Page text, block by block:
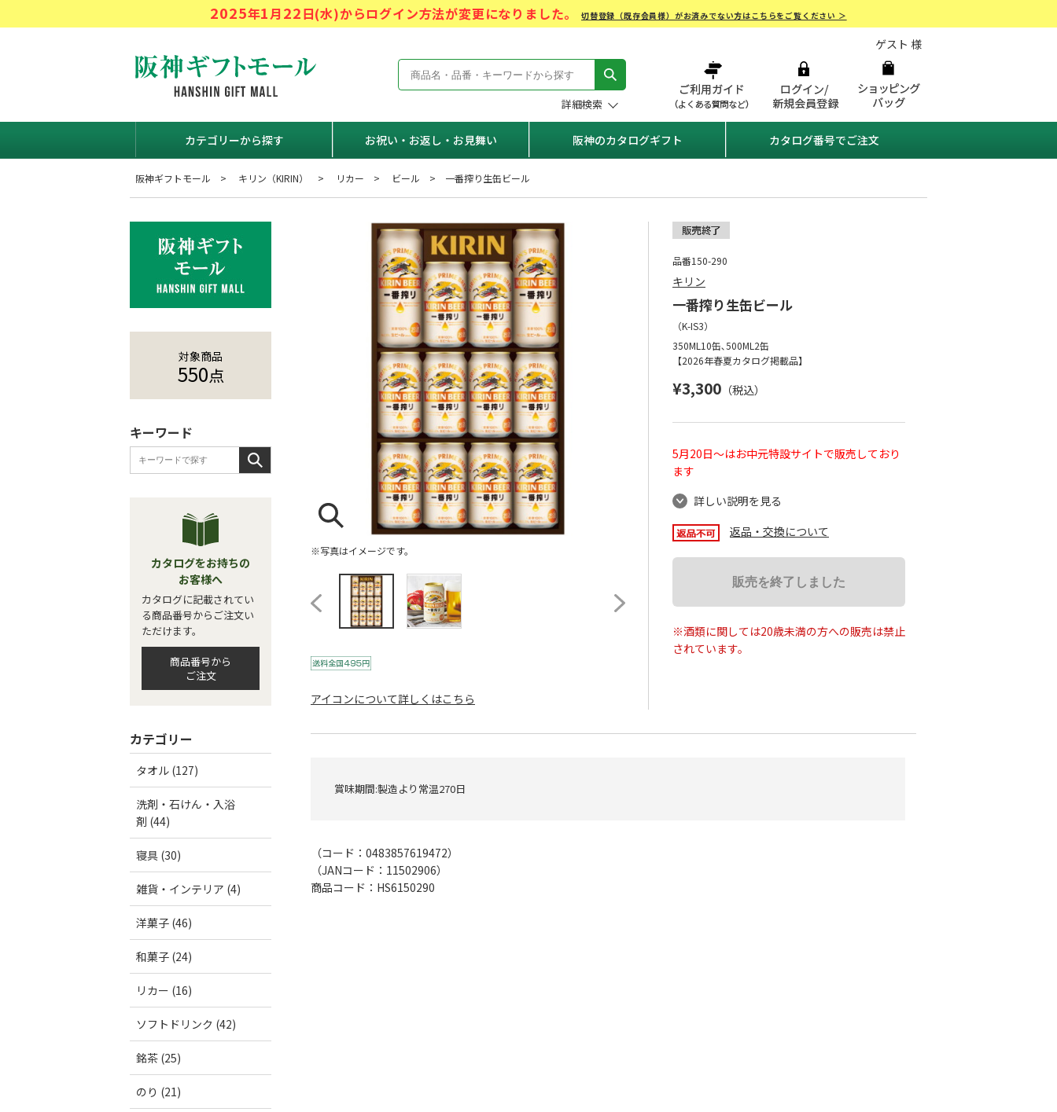
2025年1月22日(水)からログイン方法が変更になりました。切替登録（既存会員様）がお済みでない方はこちらをご覧ください ＞
阪神ギフトモール Hanshin Gift Mall
詳細検索
ゲスト 様
カテゴリーから探す お祝い・お返し・お見舞い 阪神のカタログギフト カタログ番号でご注文
阪神ギフトモール キリン（KIRIN） リカー ビール 一番搾り生缶ビール
※写真はイメージです。
アイコンについて詳しくはこちら
品番150-290
キリン
一番搾り生缶ビール
（K-IS3）
350ML10缶､500ML2缶
【2026年春夏カタログ掲載品】
¥3,300 （税込）
5月20日～はお中元特設サイトで販売しており
ます
詳しい説明を見る
返品・交換について
販売を終了しました
※酒類に関しては20歳未満の方への販売は禁止
されています。
賞味期間:製造より常温270日
（コード： 0483857619472）
（JANコード： 11502906）
商品コード：HS6150290
対象商品
550点
キーワード
カタログをお持ちの
お客様へ
カタログに記載されてい
る商品番号からご注文い
ただけます。
商品番号から
ご注文
カテゴリー
タオル (127)
洗剤・石けん・入浴
剤 (44)
寝具 (30)
雑貨・インテリア (4)
洋菓子 (46)
和菓子 (24)
リカー (16)
ソフトドリンク (42)
銘茶 (25)
のり (21)